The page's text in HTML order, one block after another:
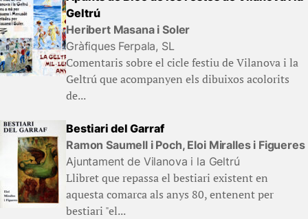
Geltrú
Heribert Masana i Soler
Gràfiques Ferpala, SL
Comentaris sobre el cicle festiu de Vilanova i la
Geltrú que acompanyen els dibuixos acolorits
de...
Bestiari del Garraf
Ramon Saumell i Poch, Eloi Miralles i Figueres
Ajuntament de Vilanova i la Geltrú
Llibret que repassa el bestiari existent en
aquesta comarca als anys 80, entenent per
bestiari "el...